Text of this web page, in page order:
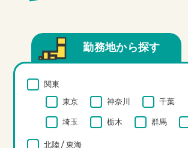
勤務地から探す
関東
東京
神奈川 千葉
埼玉 栃木 群馬
北陸 / 東海